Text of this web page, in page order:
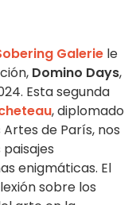
Galerie le
Domino Days,
Esta segunda
, diplomado
de París, nos
enigmáticas. El
sobre los